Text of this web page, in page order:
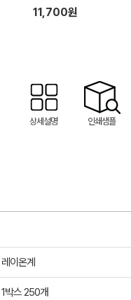
드 립밤+바세린젤리+안티
민 30g+부띠끄 각티슈+빅
11,700원
상세설명 인쇄샘플
레이온계
1박스 250개